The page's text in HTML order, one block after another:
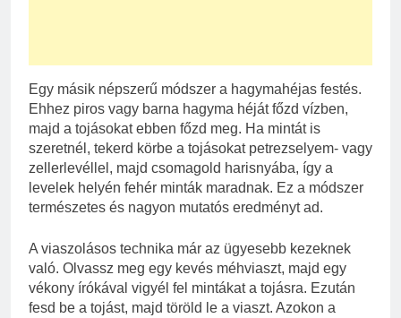
Egy másik népszerű módszer a hagymahéjas festés.
Ehhez piros vagy barna hagyma héját főzd vízben,
majd a tojásokat ebben főzd meg. Ha mintát is
szeretnél, tekerd körbe a tojásokat petrezselyem- vagy
zellerlevéllel, majd csomagold harisnyába, így a
levelek helyén fehér minták maradnak. Ez a módszer
természetes és nagyon mutatós eredményt ad.
A viaszolásos technika már az ügyesebb kezeknek
való. Olvassz meg egy kevés méhviaszt, majd egy
vékony írókával vigyél fel mintákat a tojásra. Ezután
fesd be a tojást, majd töröld le a viaszt. Azokon a